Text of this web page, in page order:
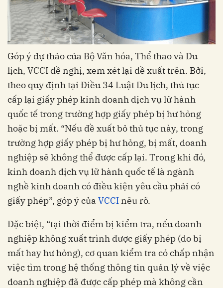
Góp ý dự thảo của Bộ Văn hóa, Thể thao và Du
lịch, VCCI đề nghị, xem xét lại đề xuất trên. Bởi,
theo quy định tại Điều 34 Luật Du lịch, thủ tục
cấp lại giấy phép kinh doanh dịch vụ lữ hành
quốc tế trong trường hợp giấy phép bị hư hỏng
hoặc bị mất. “Nếu đề xuất bỏ thủ tục này, trong
trường hợp giấy phép bị hư hỏng, bị mất, doanh
nghiệp sẽ không thể được cấp lại. Trong khi đó,
kinh doanh dịch vụ lữ hành quốc tế là ngành
nghề kinh doanh có điều kiện yêu cầu phải có
giấy phép”, góp ý của VCCI nêu rõ.
Đặc biệt, “tại thời điểm bị kiểm tra, nếu doanh
nghiệp không xuất trình được giấy phép (do bị
mất hay hư hỏng), cơ quan kiểm tra có chấp nhận
việc tìm trong hệ thống thông tin quản lý về việc
doanh nghiệp đã được cấp phép mà không cần